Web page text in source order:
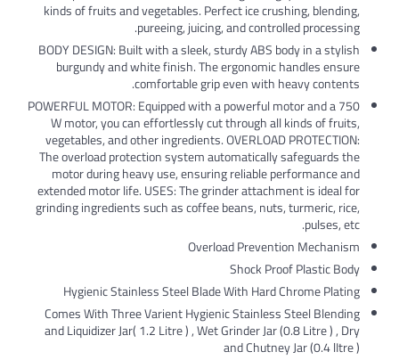
kinds of fruits and vegetables. Perfect ice
pureeing, juicing, and
BODY DESIGN: Built with a sleek, sturdy ABS
burgundy and white finish. The ergonomic
comfortable grip even with
POWERFUL MOTOR: Equipped with a powerful
W motor, you can effortlessly cut through
vegetables, and other ingredients.
The overload protection system automatically
motor during heavy use, ensuring reliable
extended motor life. USES: The grinder
grinding ingredients such as coffee beans,
Overload
Shock
Hygienic Stainless Steel Blade With Hard
Comes With Three Varient Hygienic
and Liquidizer Jar( 1.2 Litre ) , Wet Grinder Jar
and